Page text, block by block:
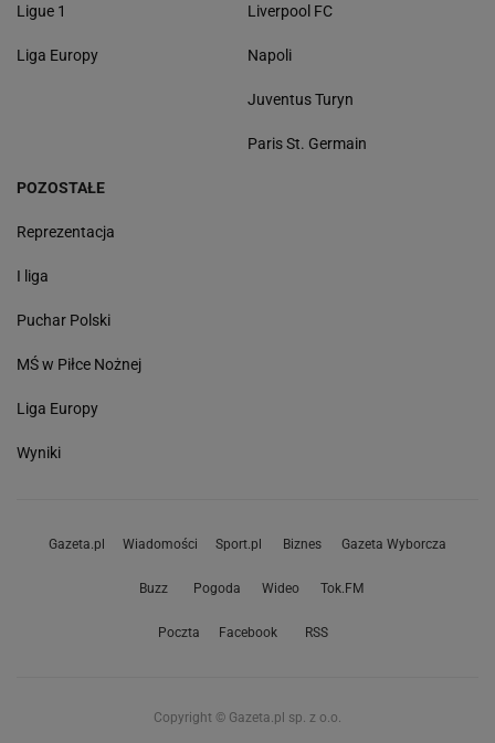
Ligue 1
Liga Europy
Liverpool FC
Napoli
Juventus Turyn
Paris St. Germain
POZOSTAŁE
Reprezentacja
I liga
Puchar Polski
MŚ w Piłce Nożnej
Liga Europy
Wyniki
Gazeta.pl Wiadomości Sport.pl Biznes Gazeta Wyborcza
Buzz Pogoda Wideo Tok.FM
Poczta Facebook RSS
Copyright © Gazeta.pl sp. z o.o.